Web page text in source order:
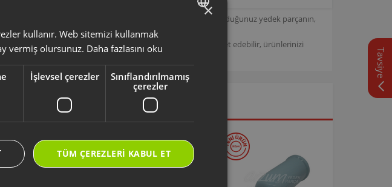
ve güvenle kullanmanız için tasarlanmıştır. Seçmiş olduğunuz yedek parçanın,
ile kontrol ediniz.
https://destek.arzum.com.tr/
Arzum Destek Sitemizi ziyaret edebilir, ürünlerinizi
Seçtiklerimiz
Tavsiye
×
kullanır. Web sitemizi kullanmak
vermiş olursunuz. Daha fazlasını oku
İşlevsel çerezler
Sınıflandırılmamış
çerezler
TÜM ÇEREZLERI KABUL ET